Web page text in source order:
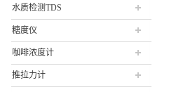
水质检测TDS
糖度仪
咖啡浓度计
推拉力计